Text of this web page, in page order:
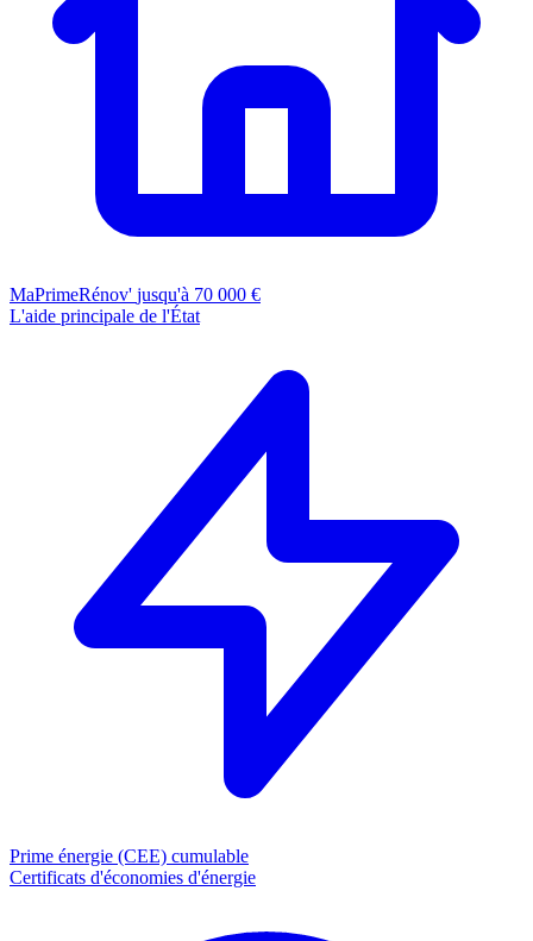
MaPrimeRénov' jusqu'à 70 000 €
L'aide principale de l'État
Prime énergie (CEE) cumulable
Certificats d'économies d'énergie